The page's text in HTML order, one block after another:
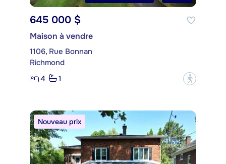
645 000 $
Maison à vendre
1106, Rue Bonnan
Richmond
4
1 ?
Nouveau prix